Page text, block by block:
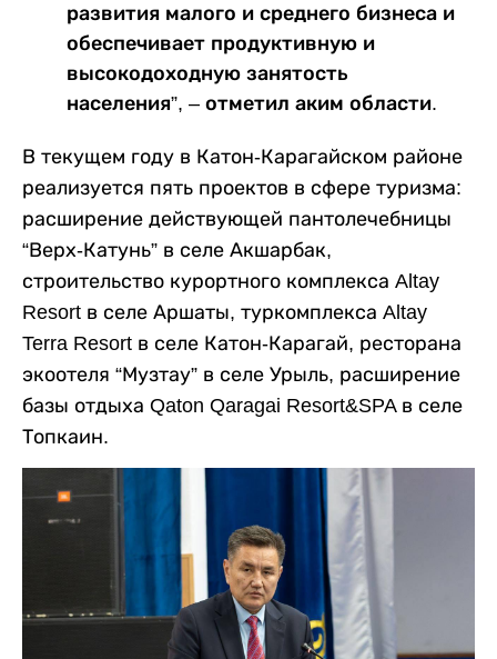
развития малого и среднего бизнеса и
обеспечивает продуктивную и
высокодоходную занятость
населения”, – отметил аким области.
В текущем году в Катон-Карагайском районе
реализуется пять проектов в сфере туризма:
расширение действующей пантолечебницы
“Верх-Катунь” в селе Акшарбак,
строительство курортного комплекса Altay
Resort в селе Аршаты, туркомплекса Altay
Terra Resort в селе Катон-Карагай, ресторана
экоотеля “Музтау” в селе Урыль, расширение
базы отдыха Qaton Qaragai Resort&SPA в селе
Топкаин.